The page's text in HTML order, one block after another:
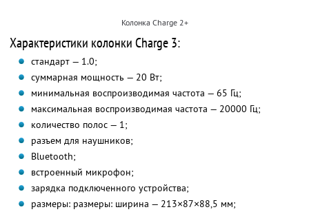
Колонка Charge 2+
Характеристики колонки Charge 3:
стандарт — 1.0;
суммарная мощность — 20 Вт;
минимальная воспроизводимая частота — 65 Гц;
максимальная воспроизводимая частота — 20000 Гц;
количество полос — 1;
разъем для наушников;
Bluetooth;
встроенный микрофон;
зарядка подключенного устройства;
размеры: размеры: ширина — 213×87×88,5 мм;